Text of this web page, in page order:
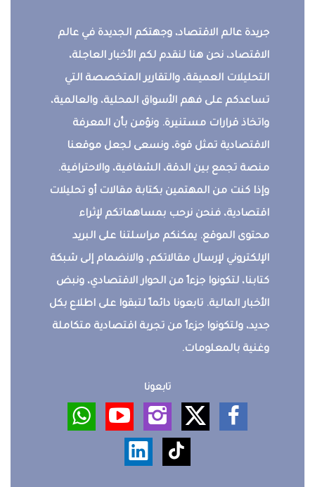
جريدة عالم الاقتصاد، وجهتكم الجديدة في عالم
الاقتصاد، نحن هنا لنقدم لكم الأخبار العاجلة،
التحليلات العميقة، والتقارير المتخصصة التي
تساعدكم على فهم الأسواق المحلية، والعالمية،
واتخاذ قرارات مستنيرة. ونؤمن بأن المعرفة
الاقتصادية تمثل قوة، ونسعى لجعل موقعنا
منصة تجمع بين الدقة، الشفافية، والاحترافية.
وإذا كنت من المهتمين بكتابة مقالات أو تحليلات
اقتصادية، فنحن نرحب بمساهماتكم لإثراء
محتوى الموقع. يمكنكم مراسلتنا على البريد
الإلكتروني لإرسال مقالاتكم، والانضمام إلى شبكة
كتابنا، لتكونوا جزءاً من الحوار الاقتصادي، ونبض
الأخبار المالية. تابعونا دائماً لتبقوا على اطلاع بكل
جديد، ولتكونوا جزءاً من تجربة اقتصادية متكاملة
وغنية بالمعلومات.
تابعونا